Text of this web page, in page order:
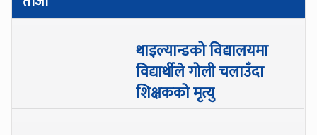
थाइल्यान्डको विद्यालयमा
विद्यार्थीले गोली चलाउँदा
शिक्षकको मृत्यु